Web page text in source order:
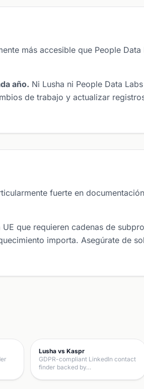
más accesible que People
año. Ni Lusha ni People Data
de trabajo y actualizar
fuerte en
que requieren cadenas de
importa. Asegúrate de
Lusha vs Kaspr
GDPR-compliant LinkedIn contact
finder backed by…